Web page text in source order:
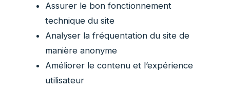
Assurer le bon fonctionnement
technique du site
Analyser la fréquentation du site de
manière anonyme
Améliorer le contenu et l’expérience
utilisateur